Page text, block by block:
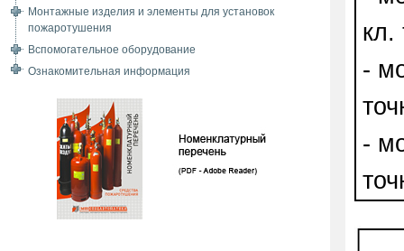
Монтажные изделия и элементы для установок
пожаротушения
Вспомогательное оборудование
Ознакомительная информация
кл.
-
-